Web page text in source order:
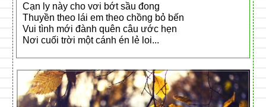
Cạn ly này cho vơi bớt sầu đong
Thuyền theo lái em theo chồng bỏ bến
Vui tình mới đành quên câu ước hẹn
Nơi cuối trời một cánh én lẻ loi...